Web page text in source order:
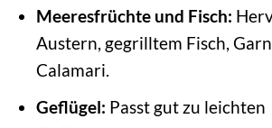
Meeresfrüchte und Fisch:
Austern, gegrilltem Fisch,
Calamari.
Geflügel: Passt gut zu leichten